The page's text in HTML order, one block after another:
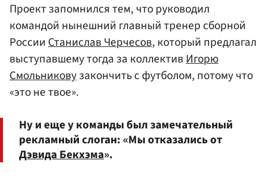
Проект запомнился тем, что руководил
командой нынешний главный тренер сборной
РоссииСтанислав Черчесов, который предлагал
выступавшему тогда за коллективИгорю
Смольниковузакончить с футболом, потому что
«это не твое».
Ну и еще у команды был замечательный
рекламный слоган: «Мы отказались от
Дэвида Бекхэма».